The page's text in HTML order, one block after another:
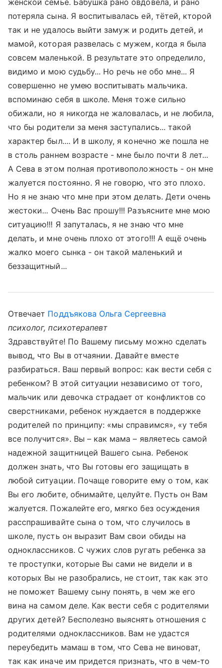
женской семье. Бабушка рано овдовела, и рано
потеряла сына. Я воспитывалась ей, тётей, кторой
так и не удалось выйти замуж и родить детей, и
мамой, которая развелась с мужем, когда я была
совсем маленькой. В результате это определило,
видимо и мою судьбу... Но речь не обо мне... Я
совершенно не умею воспитывать мальчика.
вспоминаю себя в школе. Меня тоже сильно
обижали, но я никогда не жаловалась, и не любила,
что бы родители за меня заступались... такой
характер был.... И в школу, я конечно же пошла не
в столь раннем возрасте - мне было почти 8 лет...
А Сева в этом полная противоположность - он мне
жалуется постоянно. Я не говорю, что это плохо.
Но я не знаю что мне при этом делать. Дети очень
жестоки... Очень Вас прошу!!! Разъясните мне мою
ситуацию!!! Я запуталась, я не знаю что мне
делать, и мне очень плохо от этого!!! А ещё очень
жалко моего сынка - он такой маленький и
беззащитный...
Отвечает Поддъякова Ольга Сергеевна
психолог, психотерапевт
Здравствуйте! По Вашему письму можно сделать
вывод, что Вы в отчаянии. Давайте вместе
разбираться. Ваш первый вопрос: как вести себя с
ребенком? В этой ситуации независимо от того,
мальчик или девочка страдает от конфликтов со
сверстниками, ребенок нуждается в поддержке
родителей по принципу: «мы справимся», «у тебя
все получится». Вы – как мама – являетесь самой
надежной защитницей Вашего сына. Ребенок
должен знать, что Вы готовы его защищать в
любой ситуации. Почаще говорите ему о том, как
Вы его любите, обнимайте, целуйте. Пусть он Вам
жалуется. Пожалейте его, мягко без осуждения
расспрашивайте сына о том, что случилось в
школе, пусть он выразит Вам свои обиды на
одноклассников. С чужих слов ругать ребенка за
те проступки, которые Вы сами не видели и в
которых Вы не разобрались, не стоит, так как это
не поможет Вашему сыну понять, в чем же его
вина на самом деле. Как вести себя с родителями
других детей? Бесполезно выяснять отношения с
родителями одноклассников. Вам не удастся
переубедить мамаш в том, что Сева не виноват,
так как иначе им придется признать, что в чем-то